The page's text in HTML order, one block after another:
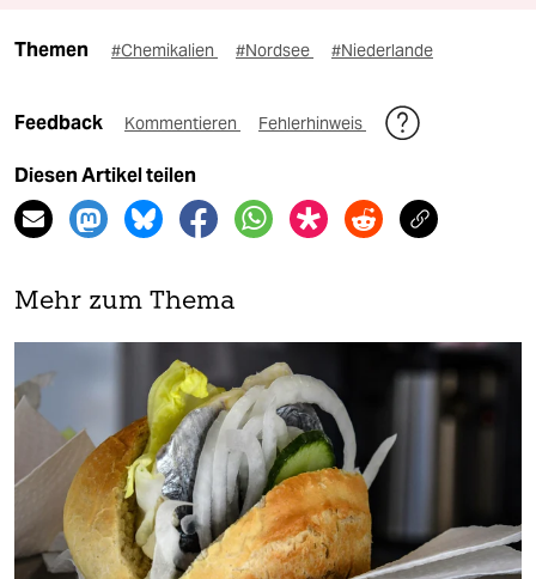
Themen #Chemikalien #Nordsee #Niederlande
Feedback Kommentieren Fehlerhinweis
Diesen Artikel teilen
Mehr zum Thema